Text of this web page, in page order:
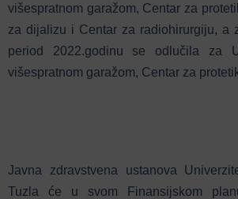
višespratnom garažom, Centar za
za dijalizu i Centar za radiohirurgiju, a
period 2022.godinu se odlučila za
višespratnom garažom, Centar za
Javna zdravstvena ustanova
Tuzla će u svom Finansijskom